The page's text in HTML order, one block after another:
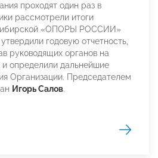
проходят один раз в
рассмотрели итоги
«ОПОРЫ РОССИИ»
годовую отчетность,
руководящих органов на
и определили дальнейшие
Организации. Председателем
Игорь Салов.